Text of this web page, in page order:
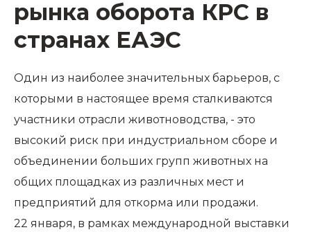
рынка оборота КРС в
странах ЕАЭС
Один из наиболее значительных барьеров, с
которыми в настоящее время сталкиваются
участники отрасли животноводства, - это
высокий риск при индустриальном сборе и
объединении больших групп животных на
общих площадках из различных мест и
предприятий для откорма или продажи.
22 января, в рамках международной выставки